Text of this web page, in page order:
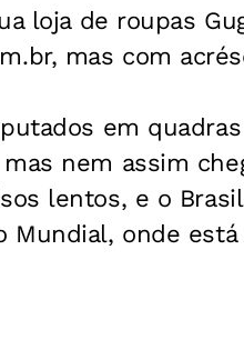
loja de roupas
mas com
em
nem assim
lentos, e o
Mundial, onde